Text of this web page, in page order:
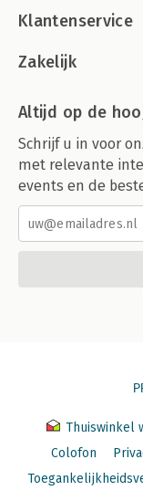
Klantenservice
Zakelijk
Altijd op de
Schrijf u in voor
met relevante
events en de
Thuiswinkel
Colofon